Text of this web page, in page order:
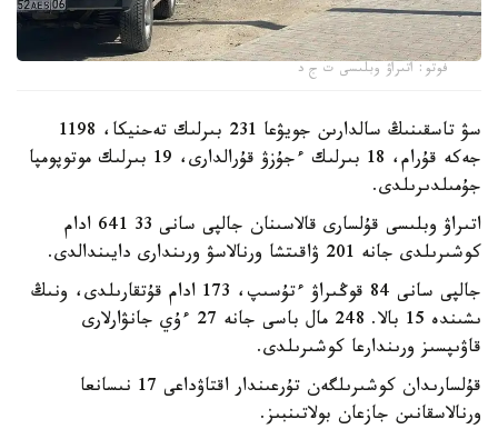
فوتو: اتىراۋ وبلىسى ت ج د
سۋ تاسقىنىڭ سالدارىن جويۋعا 231 بىرلىك تەحنيكا، 1198
جەكە قۇرام، 18 بىرلىك ءجۇزۋ قۇرالدارى، 19 بىرلىك موتوپومپا
جۇمىلدىرىلدى.
اتىراۋ وبلىسى قۇلسارى قالاسىنان جالپى سانى 33 641 ادام
كوشىرىلدى جانە 201 ۋاقىتشا ورنالاسۋ ورىندارى دايىندالدى.
جالپى سانى 84 قوڭىراۋ ءتۇسىپ، 173 ادام قۇتقارىلدى، ونىڭ
ىشىندە 15 بالا. 248 مال باسى جانە 27 ءۇي جانۋارلارى
قاۋىپسىز ورىندارعا كوشىرىلدى.
قۇلسارىدان كوشىرىلگەن تۇرعىندار اقتاۋداعى 17 نىسانعا
ورنالاسقانىن جازعان بولاتىنبىز.